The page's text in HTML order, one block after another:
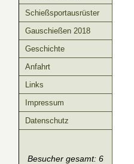
Schießsportausrüster
Gauschießen 2018
Geschichte
Anfahrt
Links
Impressum
Datenschutz
Besucher gesamt: 6